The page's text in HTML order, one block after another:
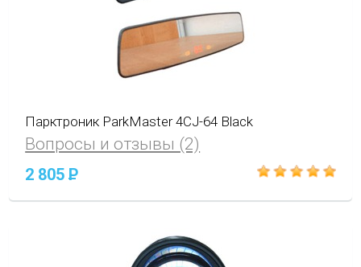
Парктроник ParkMaster 4CJ-64 Black
Вопросы и отзывы (2)
2 805P